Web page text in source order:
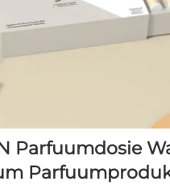
Parfuumdosie